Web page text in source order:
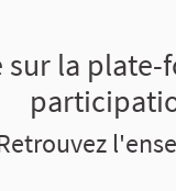
sur la